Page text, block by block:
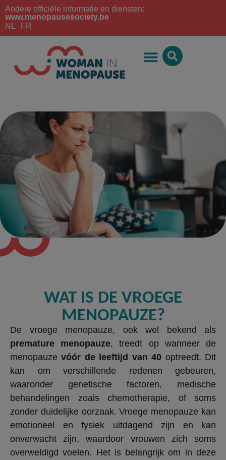
Andere officiële informatie en diensten:
www.menopausesociety.be
NL
FR
WAT IS DE VROEGE
MENOPAUZE?
De vroege menopauze, ook wel bekend als
premature menopauze, treedt op wanneer de
menopauzevóór de leeftijd van 40 optreedt. Dit
kan om verschillende redenen gebeuren,
waaronder genetische factoren, medische
behandelingen zoals chemotherapie, of soms
zonder duidelijke oorzaak. Vroege menopauze kan
emotioneel en fysiek uitdagend zijn en kan
onverwacht zijn, waardoor vrouwen zich soms
overweldigd voelen. Het is belangrijk om in deze